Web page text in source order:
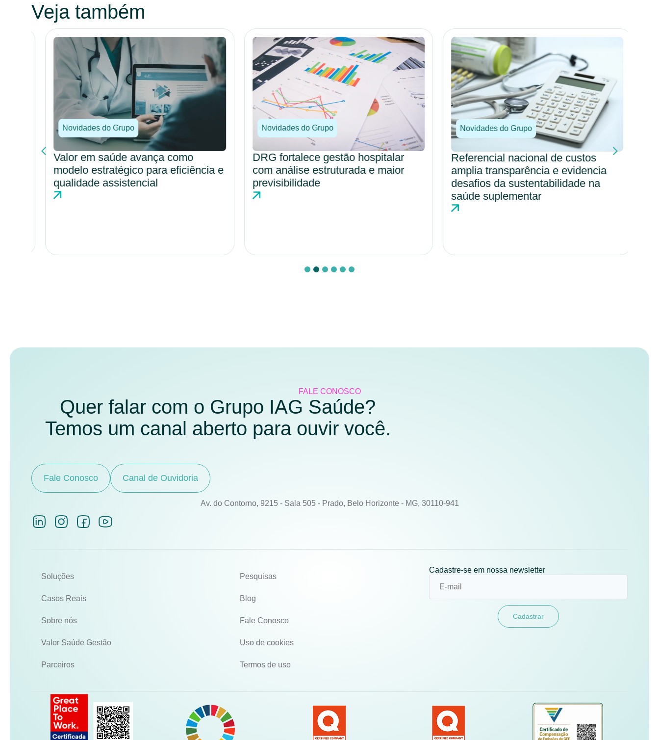
Veja também
Novidades do Grupo
Valor em saúde avança como
modelo estratégico para eficiência e
qualidade assistencial
Novidades do Grupo
DRG fortalece gestão hospitalar
com análise estruturada e maior
previsibilidade
Novidades do Grupo
Referencial nacional de custos
amplia transparência e evidencia
desafios da sustentabilidade na
saúde suplementar
FALE CONOSCO
Quer falar com o Grupo IAG Saúde?
Temos um canal aberto para ouvir você.
Fale Conosco Canal de Ouvidoria
Av. do Contorno, 9215 - Sala 505 - Prado, Belo Horizonte - MG, 30110-941
Soluções
Casos Reais
Sobre nós
Valor Saúde Gestão
Parceiros
Pesquisas
Blog
Fale Conosco
Uso de cookies
Termos de uso
Cadastre-se em nossa newsletter
Cadastrar